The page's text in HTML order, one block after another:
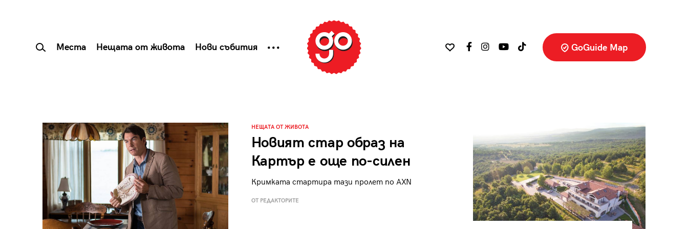
Места Нещата от живота Нови събития GoGuide Map
НЕЩАТА ОТ ЖИВОТА
Новият стар образ на
Картър е още по-силен
Кримката стартира тази пролет по AXN
ОТ РЕДАКТОРИТЕ